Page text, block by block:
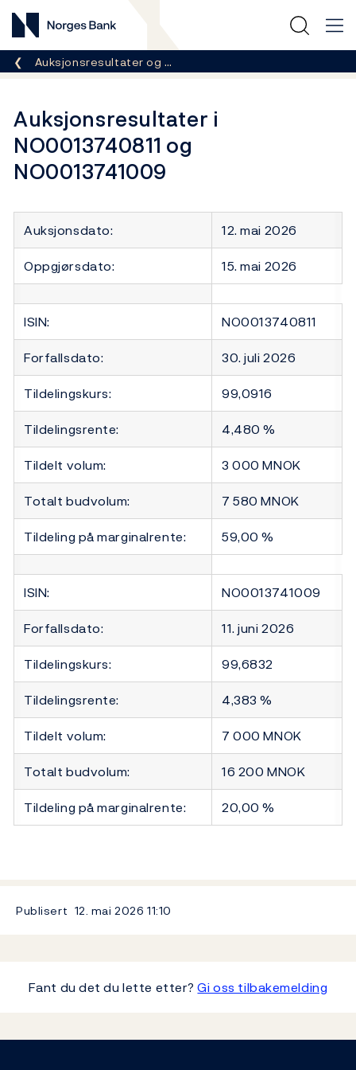
Norges Bank
Her er du nå:
Auksjonsresultater og …
Auksjonsresultater i
NO0013740811 og
NO0013741009
Auksjonsdato:
12. mai 2026
Oppgjørsdato:
15. mai 2026
ISIN:
NO0013740811
Forfallsdato:
30. juli 2026
Tildelingskurs:
99,0916
Tildelingsrente:
4,480 %
Tildelt volum:
3 000 MNOK
Totalt budvolum:
7 580 MNOK
Tildeling på marginalrente:
59,00 %
ISIN:
NO0013741009
Forfallsdato:
11. juni 2026
Tildelingskurs:
99,6832
Tildelingsrente:
4,383 %
Tildelt volum:
7 000 MNOK
Totalt budvolum:
16 200 MNOK
Tildeling på marginalrente:
20,00 %
Publisert 12. mai 2026 11:10
Fant du det du lette etter?Gi oss tilbakemelding